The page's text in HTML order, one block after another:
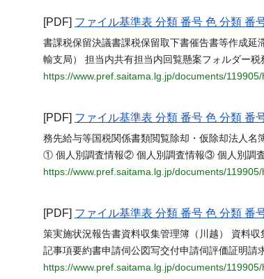
[PDF] ファイル基準表 分類 番号 色 分類
書課税保留決議書課税保留取下書催告書等作成
輸支局） 担当内共有担当内回覧懸案フォルダー
https://www.pref.saitama.lg.jp/documents/
[PDF] ファイル基準表 分類 番号 色 分類
務先給与等国税関係書類閲覧除却・仮除却法人
① 個人別調査情報② 個人別調査情報③ 個人別調
https://www.pref.saitama.lg.jp/documents/
[PDF] ファイル基準表 分類 番号 色 分類
策実施状況報告書資料収集管理簿（川越） 資料
記事項要約書申請伺公図写交付申請伺評価証明請
https://www.pref.saitama.lg.jp/documents/